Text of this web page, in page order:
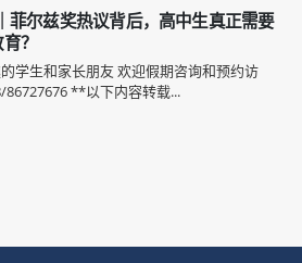
菲尔兹奖热议背后，高中生真正需要
？
学生和家长朋友 欢迎假期咨询和预约访
86727676 **以下内容转载...